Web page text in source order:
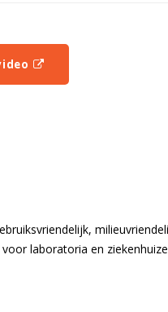
laboratoria en